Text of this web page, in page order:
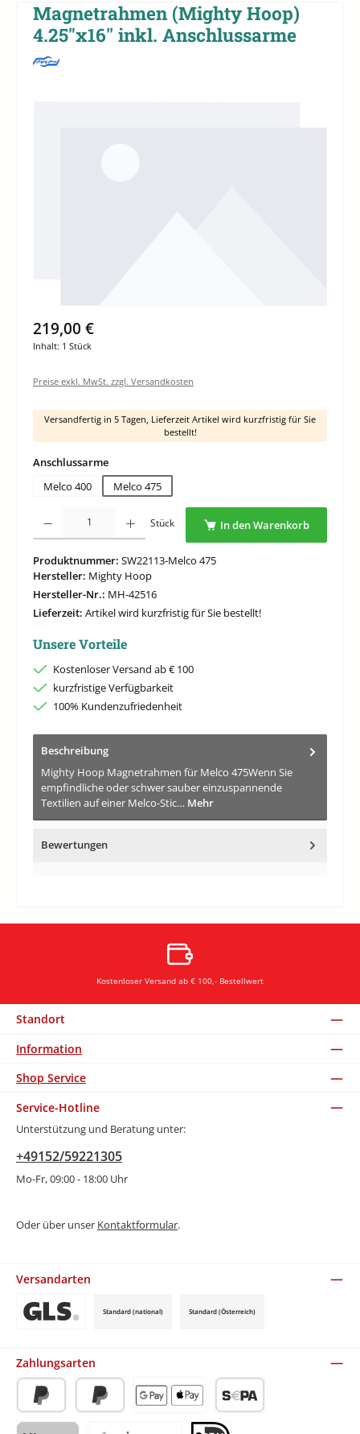
Magnetrahmen (Mighty Hoop)
4.25"x16'' inkl. Anschlussarme
219,00 €
Inhalt: 1 Stück
Preise exkl. MwSt. zzgl. Versandkosten
Versandfertig in 5 Tagen, Lieferzeit Artikel wird kurzfristig für Sie
bestellt!
Anschlussarmeauswählen
Melco 400
Melco 475
Produkt Anzahl: Gib den gewünschten Wert ein oder benutze die Schaltflächen um
Stück In den Warenkorb
Produktnummer: SW22113-Melco 475
Hersteller: Mighty Hoop
Hersteller-Nr.: MH-42516
Lieferzeit: Artikel wird kurzfristig für Sie bestellt!
Unsere Vorteile
Kostenloser Versand ab € 100
kurzfristige Verfügbarkeit
100% Kundenzufriedenheit
Beschreibung
Mighty Hoop Magnetrahmen für Melco 475Wenn Sie
empfindliche oder schwer sauber einzuspannende
Textilien auf einer Melco-Stic… Mehr
Bewertungen
Kostenloser Versand ab € 100,- Bestellwert
Standort
Information
Shop Service
Service-Hotline
Unterstützung und Beratung unter:
+49152/59221305
Mo-Fr, 09:00 - 18:00 Uhr
Oder über unser Kontaktformular.
Versandarten
Standard (national) Standard (Österreich)
Zahlungsarten
PayPal Später BezahlenApple Pay / Google Pay (via Stripe)
SEPA-Lastschrift (via Stripe)